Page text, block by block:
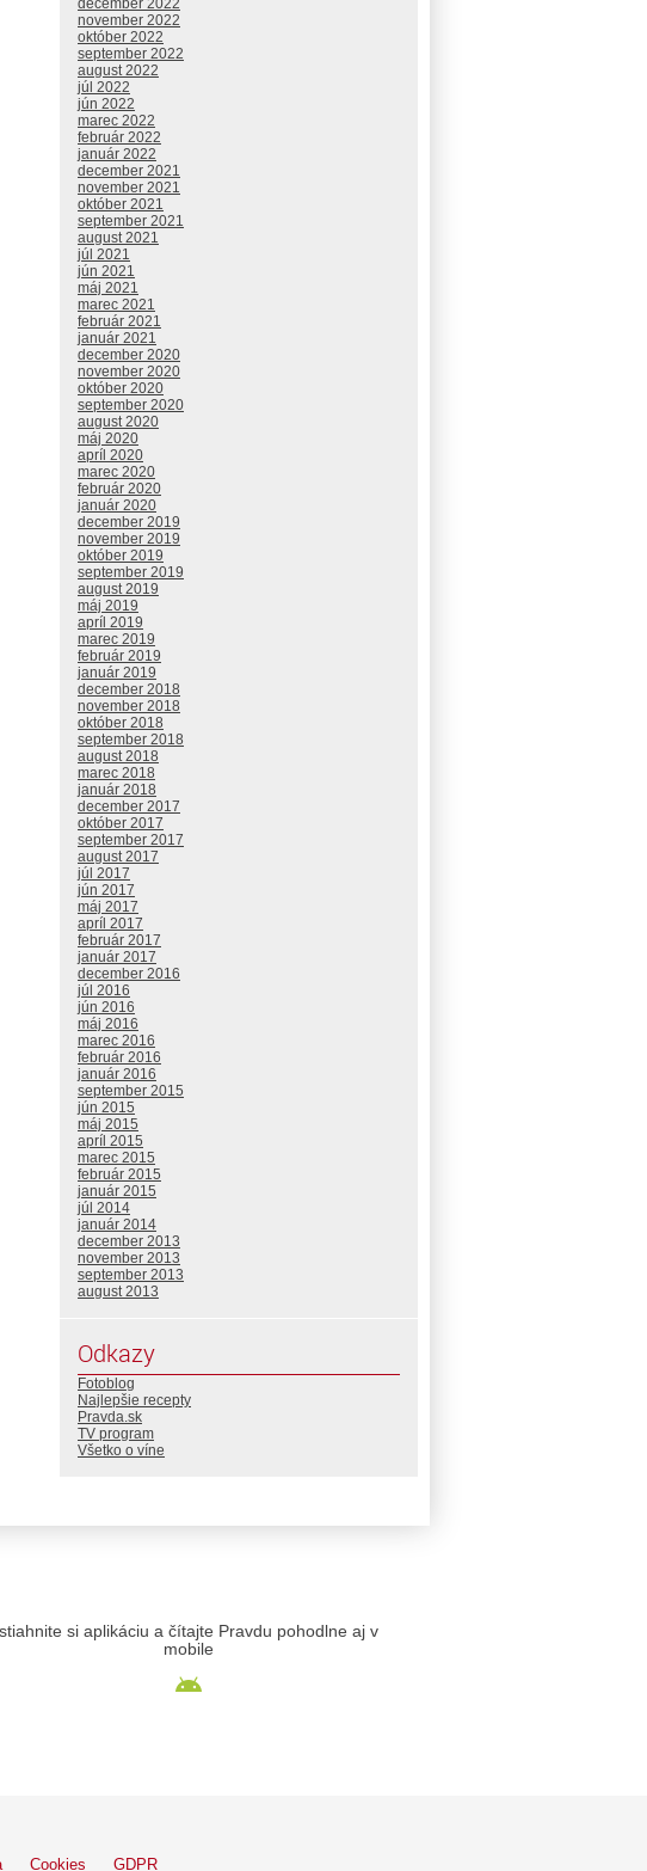
december 2022
november 2022
október 2022
september 2022
august 2022
júl 2022
jún 2022
marec 2022
február 2022
január 2022
december 2021
november 2021
október 2021
september 2021
august 2021
júl 2021
jún 2021
máj 2021
marec 2021
február 2021
január 2021
december 2020
november 2020
október 2020
september 2020
august 2020
máj 2020
apríl 2020
marec 2020
február 2020
január 2020
december 2019
november 2019
október 2019
september 2019
august 2019
máj 2019
apríl 2019
marec 2019
február 2019
január 2019
december 2018
november 2018
október 2018
september 2018
august 2018
marec 2018
január 2018
december 2017
október 2017
september 2017
august 2017
júl 2017
jún 2017
máj 2017
apríl 2017
február 2017
január 2017
december 2016
júl 2016
jún 2016
máj 2016
marec 2016
február 2016
január 2016
september 2015
jún 2015
máj 2015
apríl 2015
marec 2015
február 2015
január 2015
júl 2014
január 2014
december 2013
november 2013
september 2013
august 2013
Odkazy
Fotoblog
Najlepšie recepty
Pravda.sk
TV program
Všetko o víne
stiahnite si aplikáciu a čítajte Pravdu pohodlne aj v
mobile
Cookies GDPR